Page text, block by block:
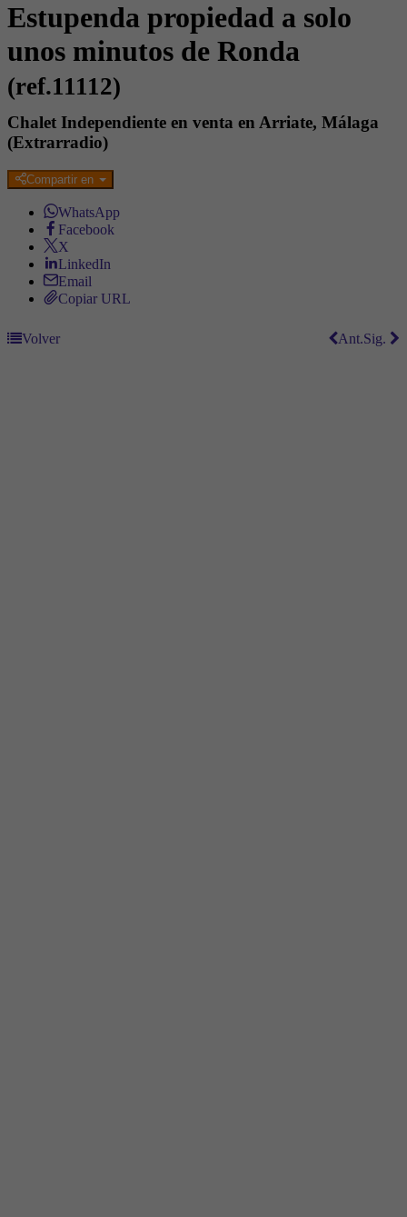
Estupenda propiedad a solo
unos minutos de Ronda
(ref.11112)
Chalet Independiente en venta en Arriate, Málaga
(Extrarradio)
Compartir en
WhatsApp
Facebook
X
LinkedIn
Email
Copiar URL
Volver Sig.
Ant.